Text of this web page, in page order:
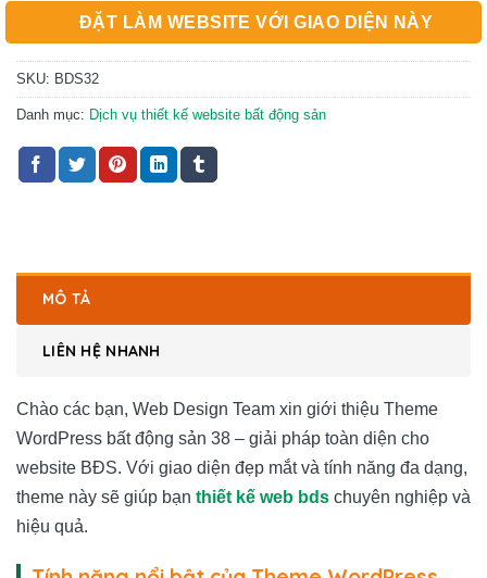
ĐẶT LÀM WEBSITE VỚI GIAO DIỆN NÀY
SKU: BDS32
Danh mục: Dịch vụ thiết kế website bất động sản
MÔ TẢ
LIÊN HỆ NHANH
Chào các bạn, Web Design Team xin giới thiệu Theme
WordPress bất động sản 38 – giải pháp toàn diện cho
website BĐS. Với giao diện đẹp mắt và tính năng đa dạng,
theme này sẽ giúp bạn thiết kế web bds chuyên nghiệp và
hiệu quả.